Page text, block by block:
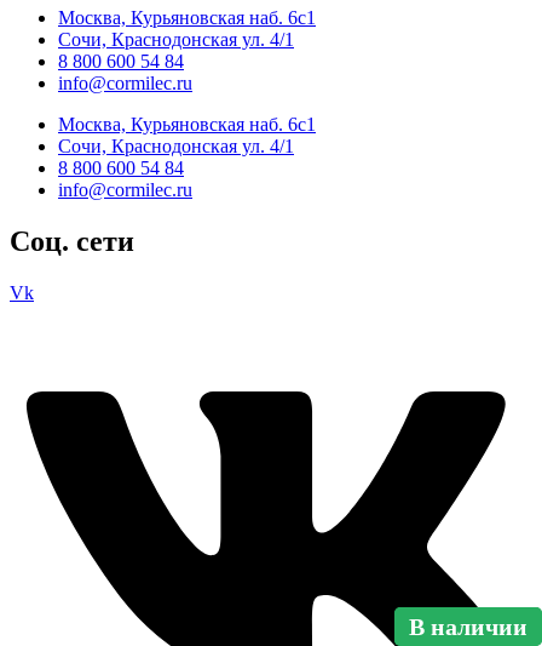
В наличии
В наличии
Москва, Курьяновская наб. 6с1
Сочи, Краснодонская ул. 4/1
8 800 600 54 84
info@cormilec.ru
Москва, Курьяновская наб. 6с1
Сочи, Краснодонская ул. 4/1
8 800 600 54 84
info@cormilec.ru
Соц. сети
Vk